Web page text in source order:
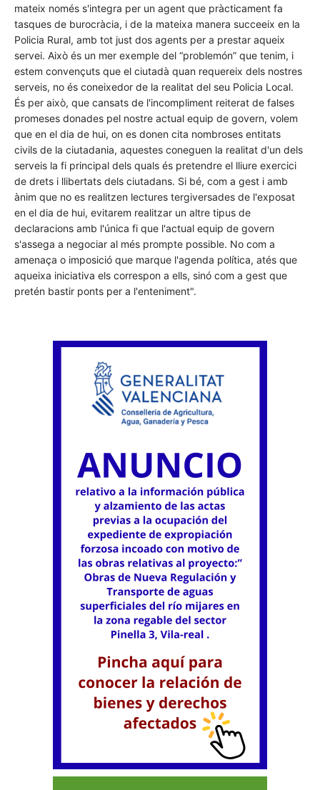
mateix només s'integra per un agent que pràcticament fa
tasques de burocràcia, i de la mateixa manera succeeix en la
Policia Rural, amb tot just dos agents per a prestar aqueix
servei. Això és un mer exemple del “problemón” que tenim, i
estem convençuts que el ciutadà quan requereix dels nostres
serveis, no és coneixedor de la realitat del seu Policia Local.
És per això, que cansats de l'incompliment reiterat de falses
promeses donades pel nostre actual equip de govern, volem
que en el dia de hui, on es donen cita nombroses entitats
civils de la ciutadania, aquestes coneguen la realitat d'un dels
serveis la fi principal dels quals és pretendre el lliure exercici
de drets i llibertats dels ciutadans. Si bé, com a gest i amb
ànim que no es realitzen lectures tergiversades de l'exposat
en el dia de hui, evitarem realitzar un altre tipus de
declaracions amb l'única fi que l'actual equip de govern
s'assega a negociar al més prompte possible. No com a
amenaça o imposició que marque l'agenda política, atés que
aqueixa iniciativa els correspon a ells, sinó com a gest que
pretén bastir ponts per a l'enteniment".